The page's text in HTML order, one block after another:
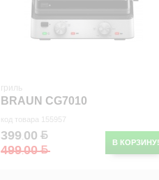
гриль
BRAUN CG7010
код товара 155957
В КОРЗИНУ!
399.00
499.00